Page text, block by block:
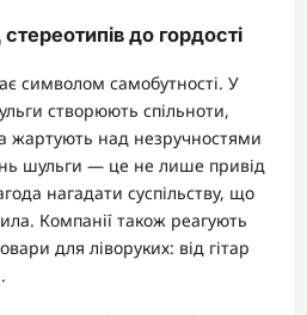
до гордості
символом самобутності. У
створюють спільноти,
жартують над незручностями
шульги — це не лише привід
нагадати суспільству, що
Компанії також реагують
для ліворуких: від гітар